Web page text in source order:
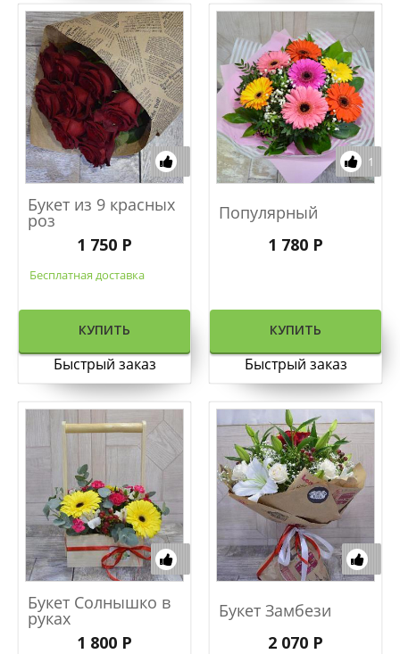
Букет из 9 красных
роз
1 750 Р
Бесплатная доставка
КУПИТЬ
Быстрый заказ
1
Популярный
1 780 Р
КУПИТЬ
Быстрый заказ
Букет Солнышко в
руках
1 800 Р
Букет Замбези
2 070 Р